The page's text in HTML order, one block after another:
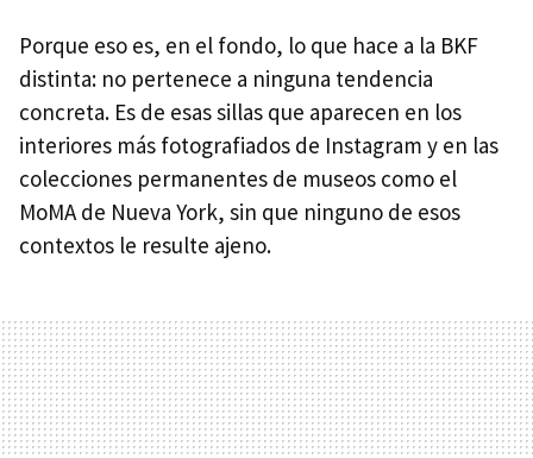
Porque eso es, en el fondo, lo que hace a la BKF
distinta: no pertenece a ninguna tendencia
concreta. Es de esas sillas que aparecen en los
interiores más fotografiados de Instagram y en las
colecciones permanentes de museos como el
MoMA de Nueva York, sin que ninguno de esos
contextos le resulte ajeno.